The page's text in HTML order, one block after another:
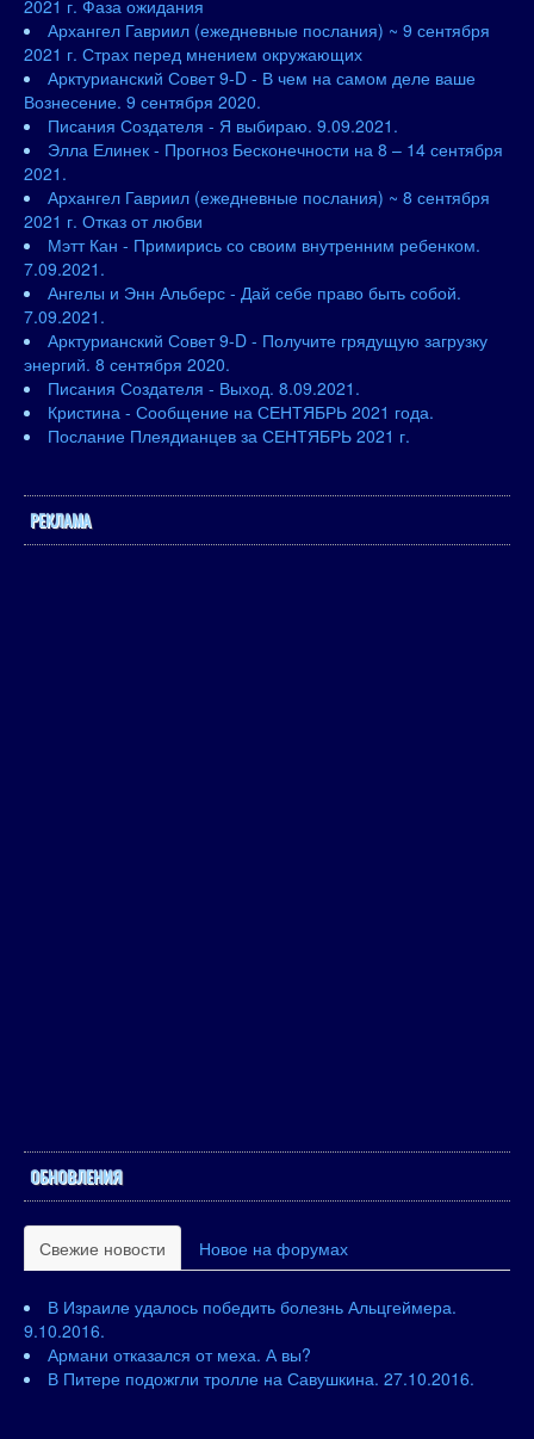
2021 г. Фаза ожидания
Архангел Гавриил (ежедневные послания) ~ 9 сентября
2021 г. Страх перед мнением окружающих
Арктурианский Совет 9-D - В чем на самом деле ваше
Вознесение. 9 сентября 2020.
Писания Создателя - Я выбираю. 9.09.2021.
Элла Елинек - Прогноз Бесконечности на 8 – 14 сентября
2021.
Архангел Гавриил (ежедневные послания) ~ 8 сентября
2021 г. Отказ от любви
Мэтт Кан - Примирись со своим внутренним ребенком.
7.09.2021.
Ангелы и Энн Альберс - Дай себе право быть собой.
7.09.2021.
Арктурианский Совет 9-D - Получите грядущую загрузку
энергий. 8 сентября 2020.
Писания Создателя - Выход. 8.09.2021.
Кристина - Сообщение на СЕНТЯБРЬ 2021 года.
Послание Плеядианцев за СЕНТЯБРЬ 2021 г.
РЕКЛАМА
ОБНОВЛЕНИЯ
Свежие новости Новое на форумах
В Израиле удалось победить болезнь Альцгеймера.
9.10.2016.
Армани отказался от меха. А вы?
В Питере подожгли тролле на Савушкина. 27.10.2016.